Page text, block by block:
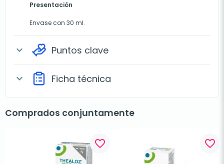
Presentación
Envase con 30 ml.
expand_more Puntos clave
expand_more Ficha técnica
Comprados conjuntamente
favorite_border favorite_border